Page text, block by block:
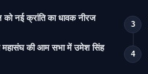
नई क्रांति का धावक नीरज
महासंघ की आम सभा में उमेश सिंह
3
4